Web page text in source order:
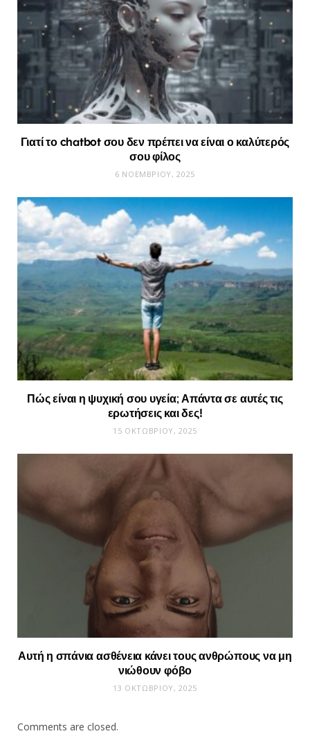
Γιατί το chatbot σου δεν πρέπει να είναι ο καλύτερός
σου φίλος
6 ΝΟΕΜΒΡΊΟΥ, 2025
Πώς είναι η ψυχική σου υγεία; Απάντα σε αυτές τις
ερωτήσεις και δες!
15 ΟΚΤΩΒΡΊΟΥ, 2025
Αυτή η σπάνια ασθένεια κάνει τους ανθρώπους να μη
νιώθουν φόβο
13 ΟΚΤΩΒΡΊΟΥ, 2025
Comments are closed.